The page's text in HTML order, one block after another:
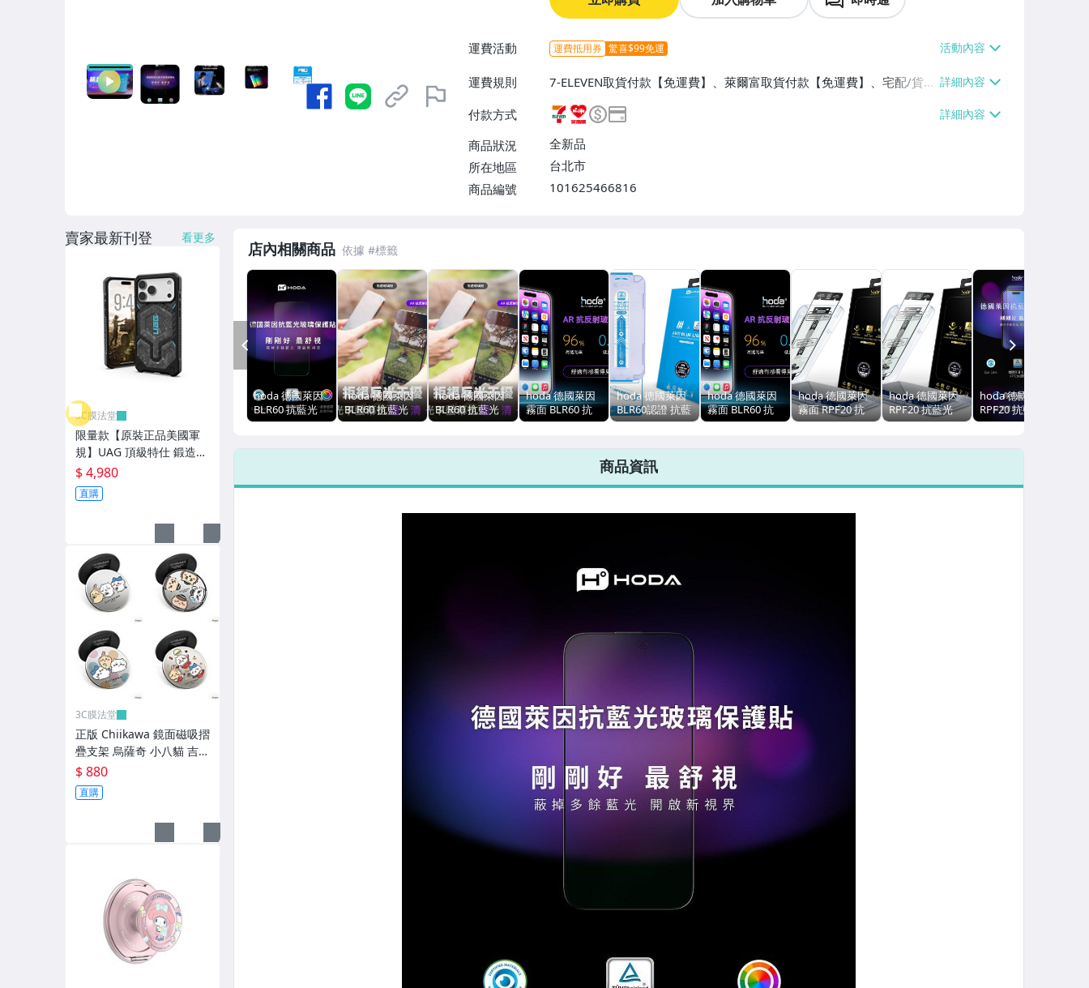
運費活動 運費抵用券 驚喜$99免運
運費規則
7-ELEVEN取貨付款【免運費】、萊爾富取貨付款【免運費】、宅配/貨運
【免運費】、郵局掛號【免運費】、面交/自取/不寄送【免運費】
付款方式
商品狀況
全新品
所在地區
台北市
商品編號
101625466816
RF 瑞典 - 手機殼
9H 強化玻璃螢幕保護貼-APPLE
9H 強化玻璃螢幕保護貼-ASUS
9H 強化玻璃螢幕保護貼-SAMSUNG
9H 強化玻璃螢幕保護貼-SONY
9H 強化玻璃螢幕保護貼-HTC
9H 強化玻璃螢幕保護貼-LG vivo
9H 強化玻璃螢幕保護貼-OPPO Realme
9H 強化玻璃螢幕保護貼-HUAWEI
平板類紙膜 - PET / 磁吸式 / 10H
霧面 AG 抗眩防汙液晶 螢幕保護貼
imos 疏水疏油保護貼-APPLE
imos 疏水疏油保護貼 - ASUS / SONY
imos 疏水疏油保護貼 - SAMSUNG / LG
imos 疏水疏油保護貼 - OPPO / Realme
imos 疏水疏油保護貼 - 小米 / 紅米
imos 疏水疏油保護貼 - Microsoft / HTC
9H 類玻璃 / 玻璃-鏡頭貼
美曲膜
APPLE HOME鍵環
店內相關商品
hoda 德國萊因
BLR60 抗藍光
2.5D 滿版 9H 玻
iPhone 15 Plus
hoda 德國萊因
BLR60 抗藍光
AR抗反射 2.5D
護貼，iPhone
hoda 德國萊因
BLR60 抗藍光
AR抗反射 2.5D
護貼，iPhone
hoda 德國萊因
霧面 BLR60 抗
藍光 AR抗反射
璃保護貼，
hoda 德國萊因
BLR60認證 抗藍
光 2.5D 滿版 9H
S26 Ultra
hoda 德國萊因
霧面 BLR60 抗
藍光 AR抗反射
璃保護貼，
hoda 德國萊因
霧面 RPF20 抗
藍光 AR抗反射
璃保護貼，
hoda 德國萊因
RPF20 抗藍光
AR抗反射 2.5D
護貼，iPhone
hoda 德國萊因
RPF20 抗藍光
2.5D 滿版 9H 玻
iPhone 16 Pro
PREV
商品資訊
賣家最新刊登 看更多
3C膜法堂
限量款【原裝正品美國軍
規】UAG 頂級特仕 鍛造碳
磁吸 耐衝擊保護殼，iPho
ne 17 Pro Max
$ 4,980
直購
3C膜法堂
正版 Chiikawa 鏡面磁吸摺
疊支架 烏薩奇 小八貓 吉伊
卡哇 小桃
$ 880
直購